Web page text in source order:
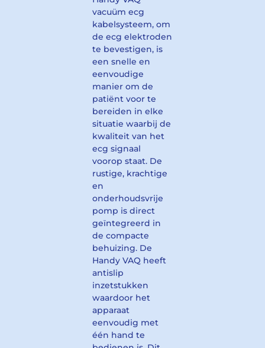
vacuüm ecg
kabelsysteem, om
de ecg elektroden
te bevestigen, is
een snelle en
eenvoudige
manier om de
patiënt voor te
bereiden in elke
situatie waarbij de
kwaliteit van het
ecg signaal
voorop staat. De
rustige, krachtige
en
onderhoudsvrije
pomp is direct
geïntegreerd in
de compacte
behuizing. De
Handy VAQ heeft
antislip
inzetstukken
waardoor het
apparaat
eenvoudig met
één hand te